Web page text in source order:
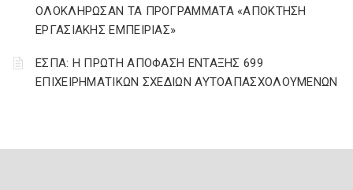
ΟΛΟΚΛΗΡΩΣΑΝ ΤΑ ΠΡΟΓΡΑΜΜΑΤΑ «ΑΠΟΚΤΗΣΗ
ΕΡΓΑΣΙΑΚΗΣ ΕΜΠΕΙΡΙΑΣ»
ΕΣΠΑ: Η ΠΡΩΤΗ ΑΠΟΦΑΣΗ ΕΝΤΑΞΗΣ 699
ΕΠΙΧΕΙΡΗΜΑΤΙΚΩΝ ΣΧΕΔΙΩΝ ΑΥΤΟΑΠΑΣΧΟΛΟΥΜΕΝΩΝ